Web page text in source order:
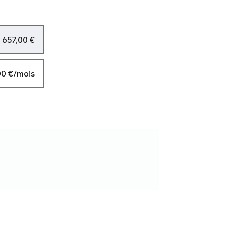
657,00 €
€/mois